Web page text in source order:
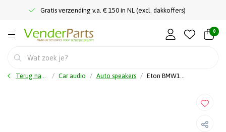
Gratis verzending v.a. € 150 in NL (excl. dakkoffers)
0
Terug naar home Car audio Auto speakers Eton BMW10XT - 10cm - 2-Weg Coax BMW - Pasklare BMW Speakers - 20 Watt RMS